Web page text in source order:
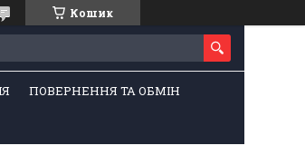
Кошик
ПОВЕРНЕННЯ ТА ОБМІН